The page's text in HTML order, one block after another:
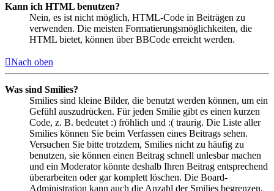
Kann ich HTML benutzen?
Nein, es ist nicht möglich, HTML-Code in Beiträgen zu
verwenden. Die meisten Formatierungsmöglichkeiten, die
HTML bietet, können über BBCode erreicht werden.
Nach oben
Was sind Smilies?
Smilies sind kleine Bilder, die benutzt werden können, um ein
Gefühl auszudrücken. Für jeden Smilie gibt es einen kurzen
Code, z. B. bedeutet :) fröhlich und :( traurig. Die Liste aller
Smilies können Sie beim Verfassen eines Beitrags sehen.
Versuchen Sie bitte trotzdem, Smilies nicht zu häufig zu
benutzen, sie können einen Beitrag schnell unlesbar machen
und ein Moderator könnte deshalb Ihren Beitrag entsprechend
überarbeiten oder gar komplett löschen. Die Board-
Administration kann auch die Anzahl der Smilies begrenzen,